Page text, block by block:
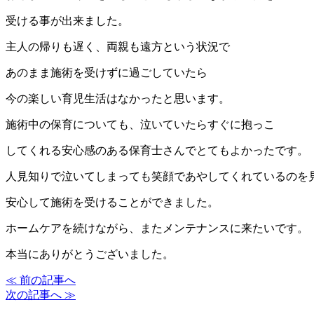
受ける事が出来ました。
主人の帰りも遅く、両親も遠方という状況で
あのまま施術を受けずに過ごしていたら
今の楽しい育児生活はなかったと思います。
施術中の保育についても、泣いていたらすぐに抱っこ
してくれる安心感のある保育士さんでとてもよかったです。
人見知りで泣いてしまっても笑顔であやしてくれているのを
安心して施術を受けることができました。
ホームケアを続けながら、またメンテナンスに来たいです。
本当にありがとうございました。
≪ 前の記事へ
次の記事へ ≫